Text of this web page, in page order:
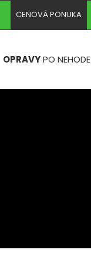
CENOVÁ PONUKA
OPRAVYPO NEHODE